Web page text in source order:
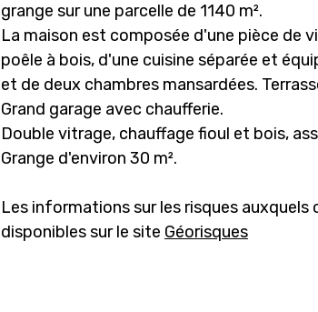
grange sur une parcelle de 1140 m².
La maison est composée d'une pièce de
poêle à bois, d'une cuisine séparée et
et de deux chambres mansardées.
Grand garage avec chaufferie.
Double vitrage, chauffage fioul et bois,
Grange d'environ 30 m².
Les informations sur les risques auxquels
disponibles sur le site Géorisques